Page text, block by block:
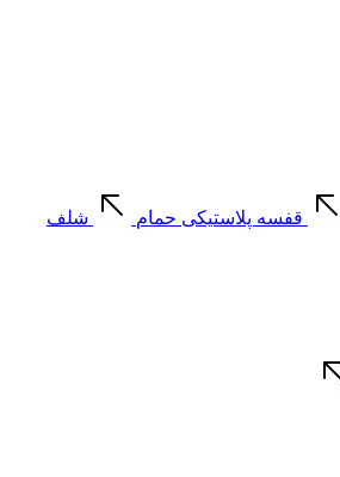
قفسه پلاستیکی حمام شلف